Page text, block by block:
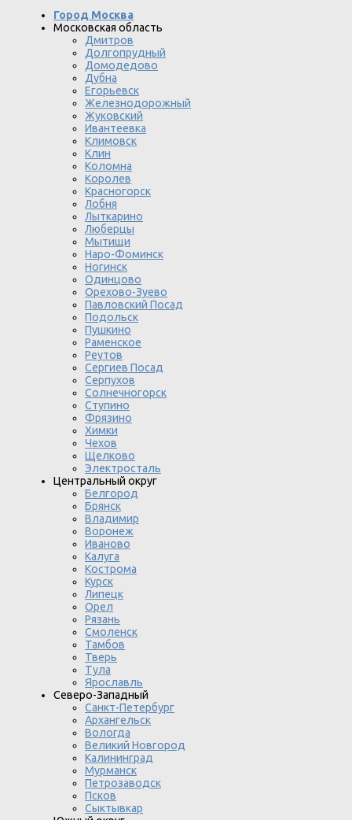
Город Москва
Московская область
Дмитров
Долгопрудный
Домодедово
Дубна
Егорьевск
Железнодорожный
Жуковский
Ивантеевка
Климовск
Клин
Коломна
Королев
Красногорск
Лобня
Лыткарино
Люберцы
Мытищи
Наро-Фоминск
Ногинск
Одинцово
Орехово-Зуево
Павловский Посад
Подольск
Пушкино
Раменское
Реутов
Сергиев Посад
Серпухов
Солнечногорск
Ступино
Фрязино
Химки
Чехов
Щелково
Электросталь
Центральный округ
Белгород
Брянск
Владимир
Воронеж
Иваново
Калуга
Кострома
Курск
Липецк
Орел
Рязань
Смоленск
Тамбов
Тверь
Тула
Ярославль
Северо-Западный
Санкт-Петербург
Архангельск
Вологда
Великий Новгород
Калининград
Мурманск
Петрозаводск
Псков
Сыктывкар